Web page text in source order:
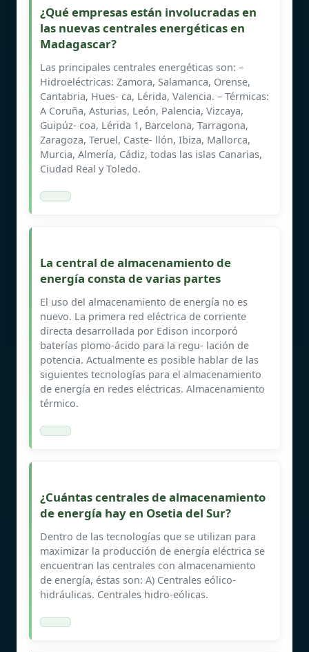
¿Qué empresas están involucradas en
las nuevas centrales energéticas en
Madagascar?
Las principales centrales energéticas son: –
Hidroeléctricas: Zamora, Salamanca, Orense,
Cantabria, Hues- ca, Lérida, Valencia. – Térmicas:
A Coruña, Asturias, León, Palencia, Vizcaya,
Guipúz- coa, Lérida 1, Barcelona, Tarragona,
Zaragoza, Teruel, Caste- llón, Ibiza, Mallorca,
Murcia, Almería, Cádiz, todas las islas Canarias,
Ciudad Real y Toledo.
La central de almacenamiento de
energía consta de varias partes
El uso del almacenamiento de energía no es
nuevo. La primera red eléctrica de corriente
directa desarrollada por Edison incorporó
baterías plomo-ácido para la regu- lación de
potencia. Actualmente es posible hablar de las
siguientes tecnologías para el almacenamiento
de energía en redes eléctricas. Almacenamiento
térmico.
¿Cuántas centrales de almacenamiento
de energía hay en Osetia del Sur?
Dentro de las tecnologías que se utilizan para
maximizar la producción de energía eléctrica se
encuentran las centrales con almacenamiento
de energía, éstas son: A) Centrales eólico-
hidráulicas. Centrales hidro-eólicas.